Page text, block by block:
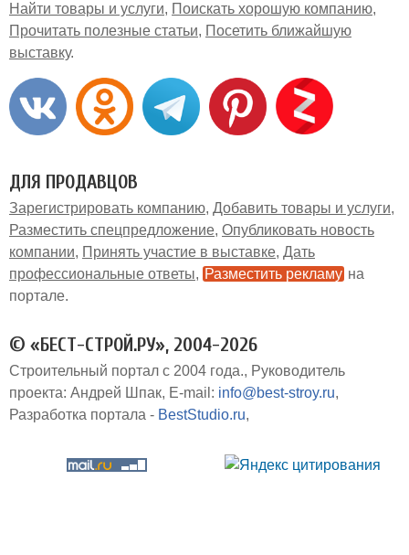
Найти товары и услуги
Поискать хорошую компанию
Прочитать полезные статьи
Посетить ближайшую
выставку
ДЛЯ ПРОДАВЦОВ
Зарегистрировать компанию Добавить товары и услуги
Разместить спецпредложение Опубликовать новость
компании
Принять участие в выставке Дать
профессиональные ответы
Разместить рекламу на
портале
© «БЕСТ-СТРОЙ.РУ», 2004-2026
Строительный портал с 2004 года.
Руководитель
проекта: Андрей Шпак E-mail: info@best-stroy.ru
Разработка портала - BestStudio.ru